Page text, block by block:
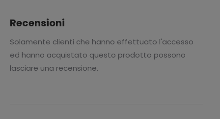
Recensioni
Solamente clienti che hanno effettuato l'accesso
ed hanno acquistato questo prodotto possono
lasciare una recensione.